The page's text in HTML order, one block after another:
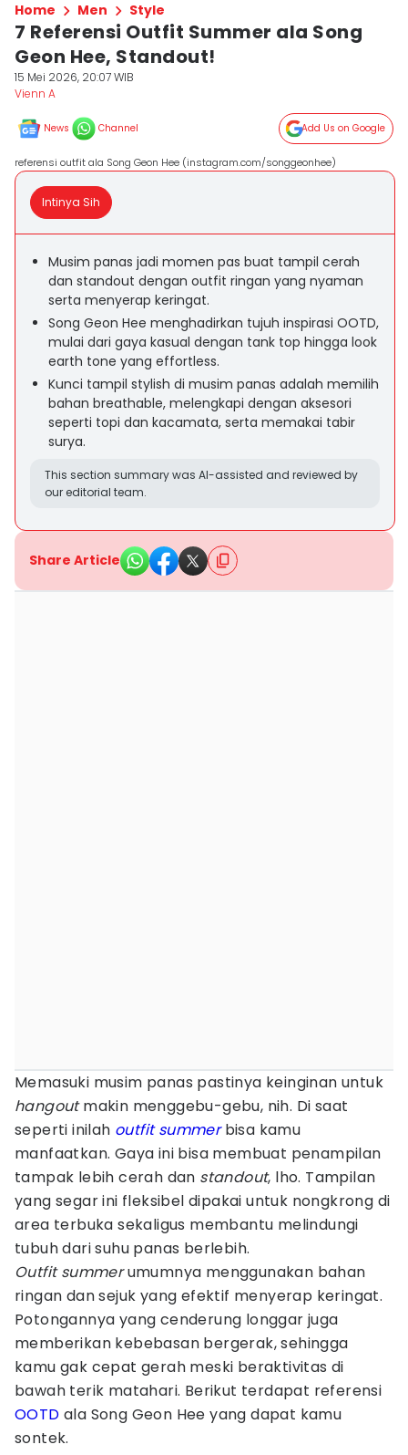
Home Men Style
7 Referensi Outfit Summer ala Song
Geon Hee, Standout!
15 Mei 2026, 20:07 WIB
Vienn A
News Channel Add Us on Google
referensi outfit ala Song Geon Hee (instagram.com/songgeonhee)
Intinya Sih
Musim panas jadi momen pas buat tampil cerah
dan standout dengan outfit ringan yang nyaman
serta menyerap keringat.
Song Geon Hee menghadirkan tujuh inspirasi OOTD,
mulai dari gaya kasual dengan tank top hingga look
earth tone yang effortless.
Kunci tampil stylish di musim panas adalah memilih
bahan breathable, melengkapi dengan aksesori
seperti topi dan kacamata, serta memakai tabir
surya.
This section summary was AI-assisted and reviewed by
our editorial team.
Share Article
Memasuki musim panas pastinya keinginan untuk
hangoutmakin menggebu-gebu, nih. Di saat
seperti inilah outfit summerbisa kamu
manfaatkan. Gaya ini bisa membuat penampilan
tampak lebih cerah dan standout, lho. Tampilan
yang segar ini fleksibel dipakai untuk nongkrong di
area terbuka sekaligus membantu melindungi
tubuh dari suhu panas berlebih.
Outfit summerumumnya menggunakan bahan
ringan dan sejuk yang efektif menyerap keringat.
Potongannya yang cenderung longgar juga
memberikan kebebasan bergerak, sehingga
kamu gak cepat gerah meski beraktivitas di
bawah terik matahari. Berikut terdapat referensi
OOTD ala Song Geon Hee yang dapat kamu
sontek.